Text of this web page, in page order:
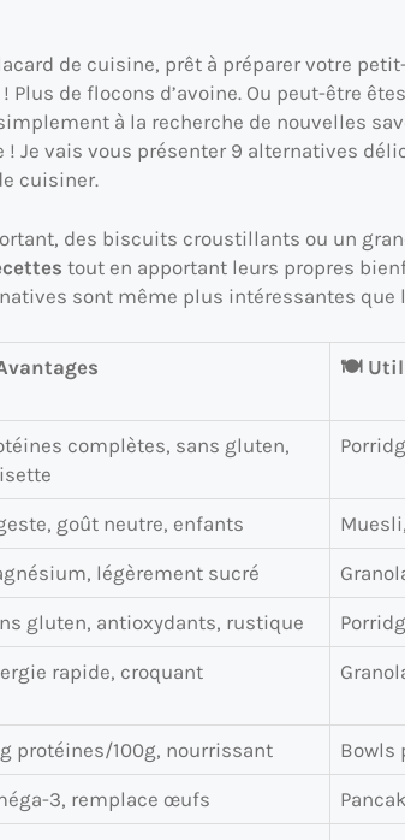
de cuisine, prêt à préparer votre
! Plus de flocons d’avoine. Ou peut-être
à la recherche de nouvelles
! Je vais vous présenter 9 alternatives
cuisiner.
des biscuits croustillants ou un
tout en apportant leurs propres
sont même plus intéressantes que
🍽️
complètes, sans gluten,
goût neutre, enfants
légèrement sucré
gluten, antioxydants, rustique
rapide, croquant
protéines/100g, nourrissant Bowls
3, remplace œufs